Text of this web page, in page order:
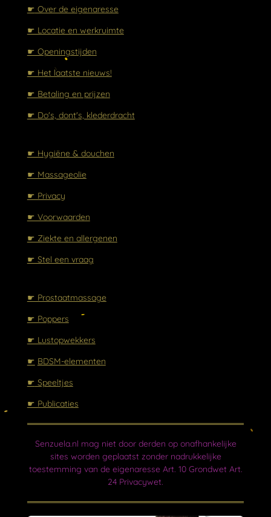
☛ Over de eigenaresse
☛ Locatie en werkruimte
☛ Openingstijden
☛ Het laatste nieuws!
☛ Betaling en prijzen
☛ Do's, dont's, klederdracht
☛ Hygiëne & douchen
☛ Massageolie
☛ Privacy
☛ Voorwaarden
☛ Ziekte en allergenen
☛ Stel een vraag
☛ Prostaatmassage
☛ Poppers
☛ Lustopwekkers
☛ BDSM-elementen
☛ Speeltjes
☛ Publicaties
Senzuela.nl mag niet door derden op onafhankelijke
sites worden geplaatst zonder nadrukkelijke
toestemming van de eigenaresse Art. 10 Grondwet Art.
24 Privacywet.